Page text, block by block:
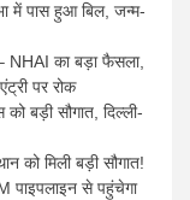
में पास हुआ बिल, जन्म-
का बड़ा फैसला,
पर रोक
बड़ी सौगात, दिल्ली-
मिली बड़ी सौगात!
पाइपलाइन से पहुंचेगा